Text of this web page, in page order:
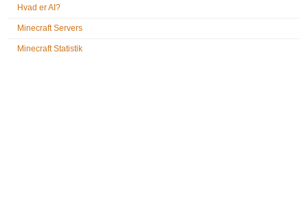
Hvad er AI?
Minecraft Servers
Minecraft Statistik